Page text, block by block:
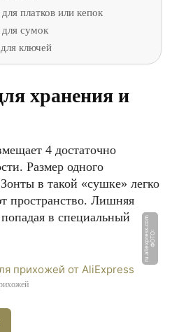
платков или кепок
сумок
ключей
хранения и
4 достаточно
Размер одного
в такой «сушке» легко
пространство. Лишняя
в специальный
Ф
О
Т
О:
r
u.
ali
e
x
p
r
e
s
s.
c
o
m